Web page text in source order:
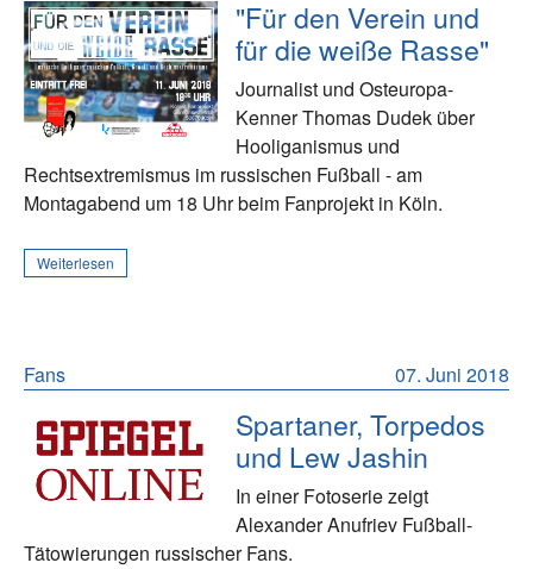
"Für den Verein und
für die weiße Rasse"
Journalist und Osteuropa-
Kenner Thomas Dudek über
Hooliganismus und
Rechtsextremismus im russischen Fußball - am
Montagabend um 18 Uhr beim Fanprojekt in Köln.
Weiterlesen
07. Juni 2018
Fans
Spartaner, Torpedos
und Lew Jashin
In einer Fotoserie zeigt
Alexander Anufriev Fußball-
Tätowierungen russischer Fans.